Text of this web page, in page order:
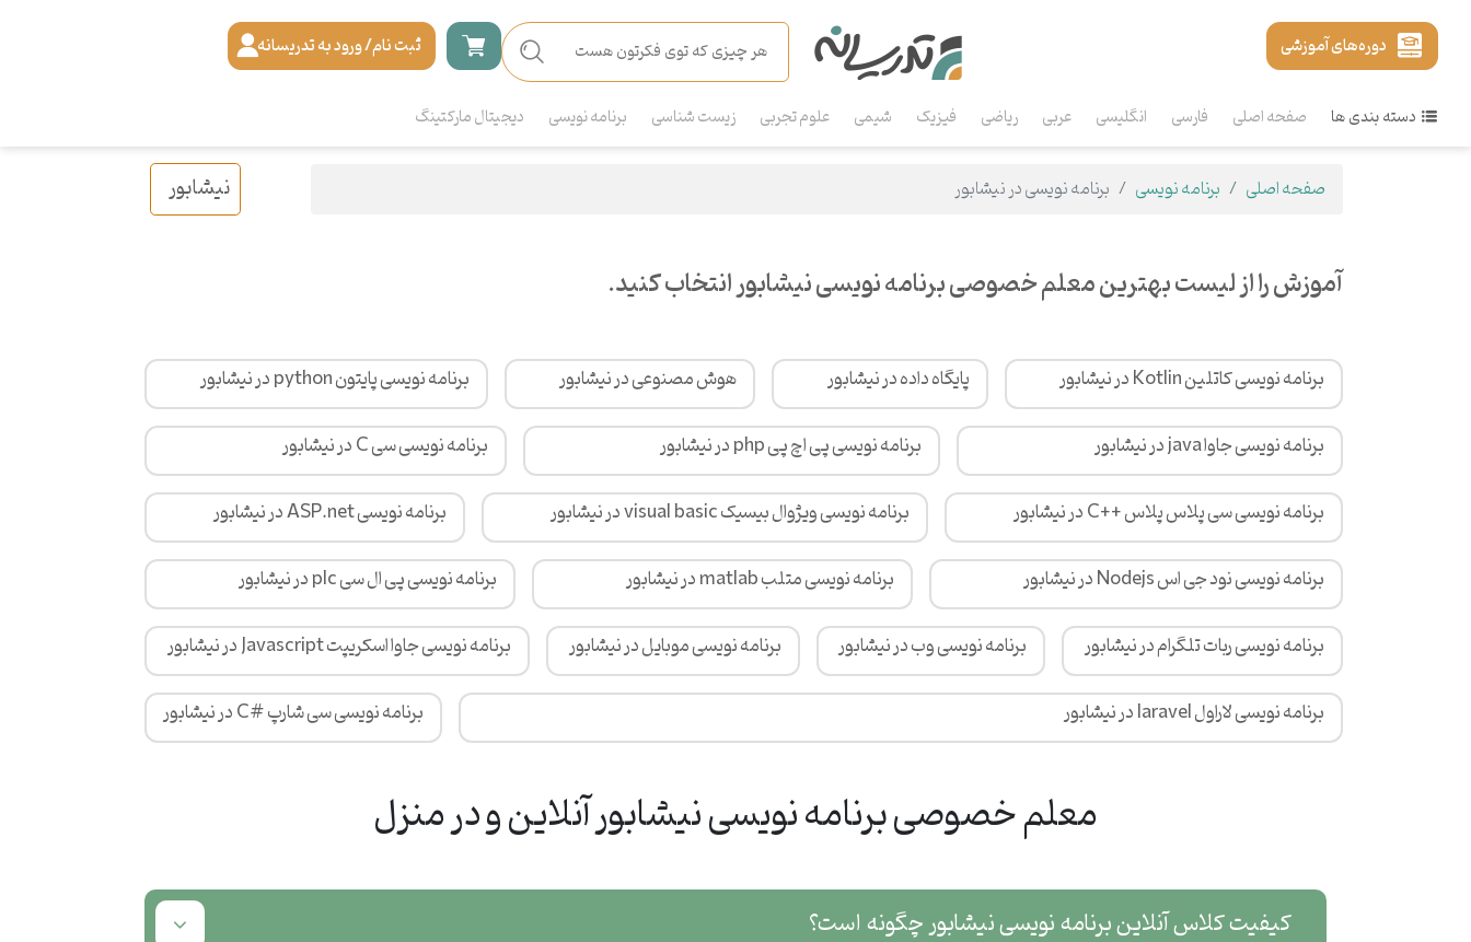
دوره‌های آموزشی ثبت نام/ ورود به تدریسانه
دسته بندی ها صفحه اصلی فارسی انگلیسی عربی ریاضی فیزیک شیمی علوم تجربی زیست شناسی برنامه نویسی دیجیتال مارکتینگ
صفحه اصلی برنامه نویسی برنامه نویسی در نیشابور نیشابور
آموزش را از لیست بهترین معلم خصوصی برنامه نویسی نیشابور انتخاب کنید.
برنامه نویسی کاتلین Kotlin در نیشابور پایگاه داده در نیشابور هوش مصنوعی در نیشابور برنامه نویسی پایتون python در نیشابور
برنامه نویسی جاوا java در نیشابور برنامه نویسی پی اچ پی php در نیشابور برنامه نویسی سی C در نیشابور
برنامه نویسی سی پلاس پلاس ++C در نیشابور برنامه نویسی ویژوال بیسیک visual basic در نیشابور برنامه نویسی ASP.net در نیشابور
برنامه نویسی نود جی اس Nodejs در نیشابور برنامه نویسی متلب matlab در نیشابور برنامه نویسی پی ال سی plc در نیشابور
برنامه نویسی ربات تلگرام در نیشابور برنامه نویسی وب در نیشابور برنامه نویسی موبایل در نیشابور برنامه نویسی جاوا اسکریپت Javascript در نیشابور
برنامه نویسی لاراول laravel در نیشابور برنامه نویسی سی شارپ #C در نیشابور
معلم خصوصی برنامه نویسی نیشابور آنلاین و در منزل
کیفیت کلاس آنلاین برنامه نویسی نیشابور چگونه است؟